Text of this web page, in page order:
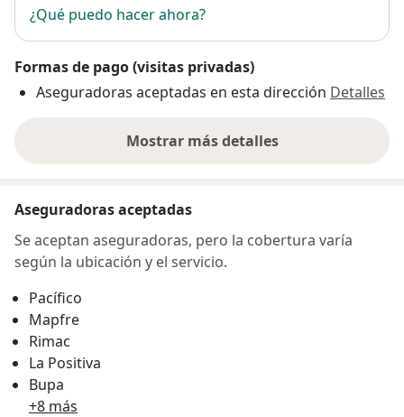
¿Qué puedo hacer ahora?
Formas de pago (visitas privadas)
Aseguradoras aceptadas en esta dirección Detalles
Mostrar más detalles
sobre la dirección
Aseguradoras aceptadas
Se aceptan aseguradoras, pero la cobertura varía
según la ubicación y el servicio.
Pacífico
Mapfre
Rimac
La Positiva
Bupa
+8 más